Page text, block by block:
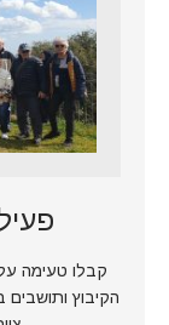
קבלו טעימה